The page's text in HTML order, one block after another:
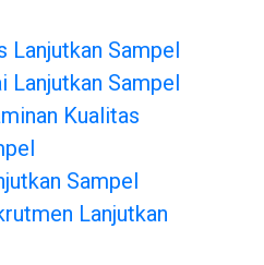
Lanjutkan Sampel
Lanjutkan Sampel
Kualitas
Sampel
Lanjutkan